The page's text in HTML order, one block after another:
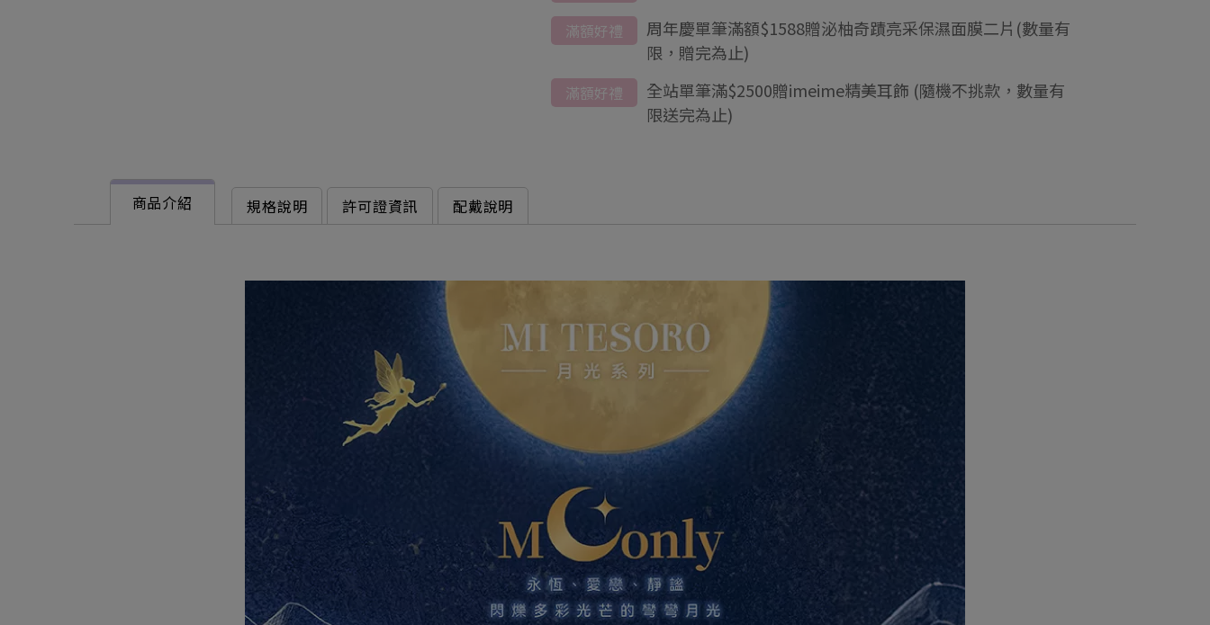
滿額好禮
周年慶單筆滿額$1588贈泌柚奇蹟亮采保濕面膜二片(數量有
限，贈完為止)
滿額好禮
全站單筆滿$2500贈imeime精美耳飾 (隨機不挑款，數量有
限送完為止)
商品介紹 規格說明 許可證資訊 配戴說明